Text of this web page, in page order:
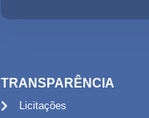
TRANSPARÊNCIA
Licitações